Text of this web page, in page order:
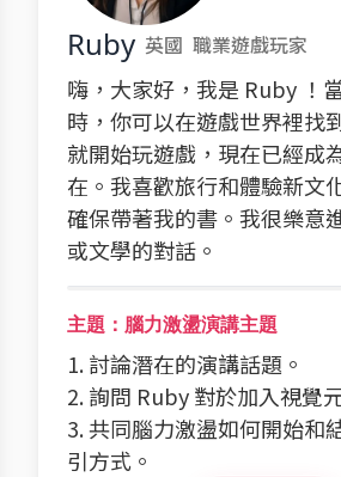
Ruby 英國 職業遊戲玩家
嗨，大家好，我是 Ruby ！
時，你可以在遊戲世界裡找
就開始玩遊戲，現在已經成
在。我喜歡旅行和體驗新文
確保帶著我的書。我很樂意
或文學的對話。
主題：腦力激盪演講主題
1. 討論潛在的演講話題。
2. 詢問 Ruby 對於加入視覺
3. 共同腦力激盪如何開始和
引方式。